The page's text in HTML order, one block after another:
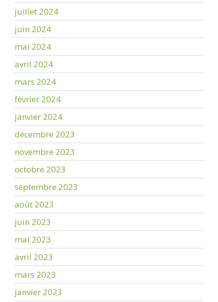
juillet 2024
juin 2024
mai 2024
avril 2024
mars 2024
février 2024
janvier 2024
décembre 2023
novembre 2023
octobre 2023
septembre 2023
août 2023
juin 2023
mai 2023
avril 2023
mars 2023
janvier 2023